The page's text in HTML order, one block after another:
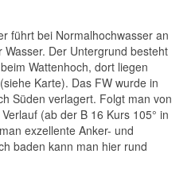
führt bei Normalhochwasser an
Der Untergrund besteht
Wattenhoch, dort liegen
Karte). Das FW wurde in
Süden verlagert. Folgt man von
(ab der B 16 Kurs 105° in
exzellente Anker- und
baden kann man hier rund